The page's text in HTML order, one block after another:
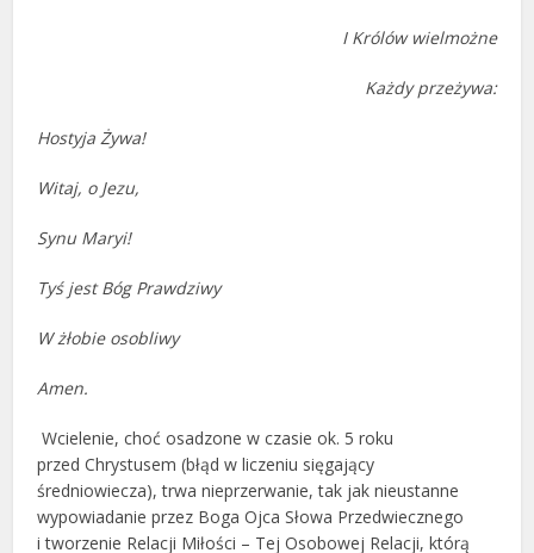
I Królów wielmożne
Każdy przeżywa:
Hostyja Żywa!
Witaj, o Jezu,
Synu Maryi!
Tyś jest Bóg Prawdziwy
W żłobie osobliwy
Amen.
Wcielenie, choć osadzone w czasie ok. 5 roku
przed Chrystusem (błąd w liczeniu sięgający
średniowiecza), trwa nieprzerwanie, tak jak nieustanne
wypowiadanie przez Boga Ojca Słowa Przedwiecznego
i tworzenie Relacji Miłości – Tej Osobowej Relacji, którą